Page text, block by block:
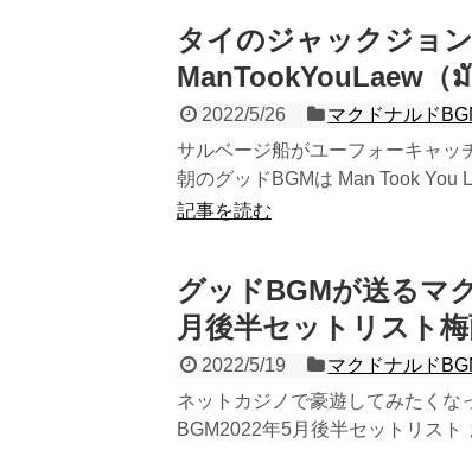
タイのジャックジョ
ManTookYouLaew（
2022/5/26
マクドナルド
サルベージ船がユーフォーキャッ
朝のグッドBGMは Man Took You
記事を読む
グッドBGMが送るマ
月後半セットリスト
2022/5/19
マクドナルド
ネットカジノで豪遊してみたくな
BGM2022年5月後半セットリス